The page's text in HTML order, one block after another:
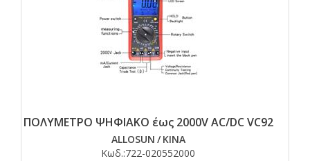
ΠΟΛΥΜΕΤΡΟ ΨΗΦΙΑΚΟ έως 2000V AC/DC VC92
ALLOSUN / ΚΙΝΑ
Κωδ.:722-020552000